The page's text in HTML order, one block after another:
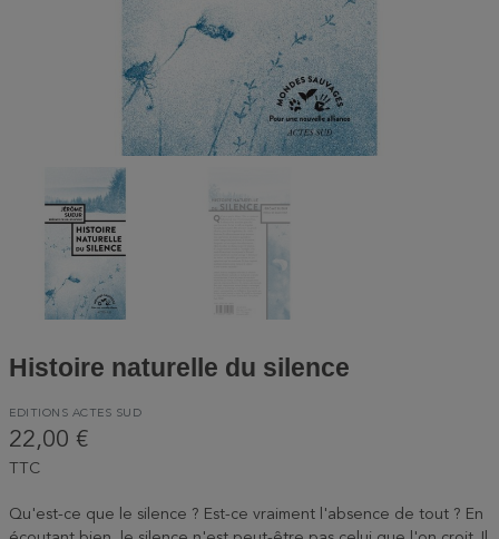
Histoire naturelle du silence
EDITIONS ACTES SUD
22,00 €
TTC
Qu'est-ce que le silence ? Est-ce vraiment l'absence de tout ? En